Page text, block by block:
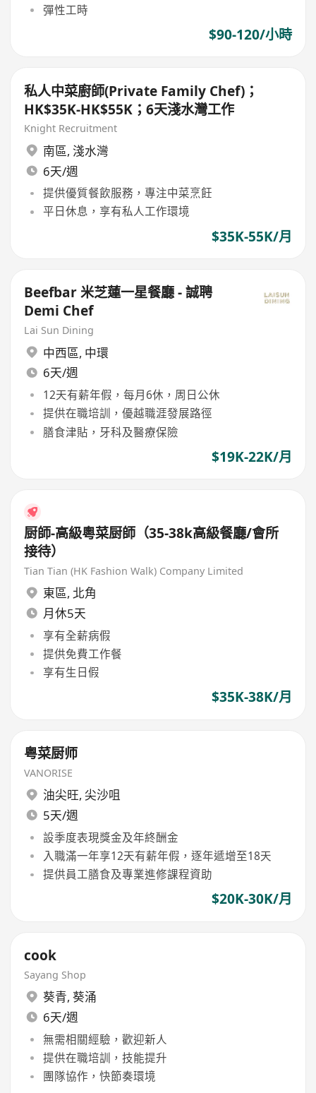
彈性工時
$90-120/小時
私人中菜廚師(Private Family Chef)；
HK$35K-HK$55K；6天淺水灣工作
Knight Recruitment
南區, 淺水灣
6天/週
提供優質餐飲服務，專注中菜烹飪
平日休息，享有私人工作環境
$35K-55K/月
Beefbar 米芝蓮一星餐廳 - 誠聘
Demi Chef
Lai Sun Dining
中西區, 中環
6天/週
12天有薪年假，每月6休，周日公休
提供在職培訓，優越職涯發展路徑
膳食津貼，牙科及醫療保險
$19K-22K/月
厨師-高級粵菜厨師（35-38k高級餐廳/會所
接待）
Tian Tian (HK Fashion Walk) Company Limited
東區, 北角
月休5天
享有全薪病假
提供免費工作餐
享有生日假
$35K-38K/月
粤菜厨师
VANORISE
油尖旺, 尖沙咀
5天/週
設季度表現獎金及年終酬金
入職滿一年享12天有薪年假，逐年遞增至18天
提供員工膳食及專業進修課程資助
$20K-30K/月
cook
Sayang Shop
葵青, 葵涌
6天/週
無需相關經驗，歡迎新人
提供在職培訓，技能提升
團隊協作，快節奏環境